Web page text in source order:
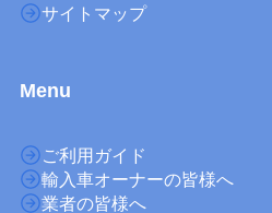
サイトマップ
Menu
ご利用ガイド
輸入車オーナーの皆様へ
業者の皆様へ